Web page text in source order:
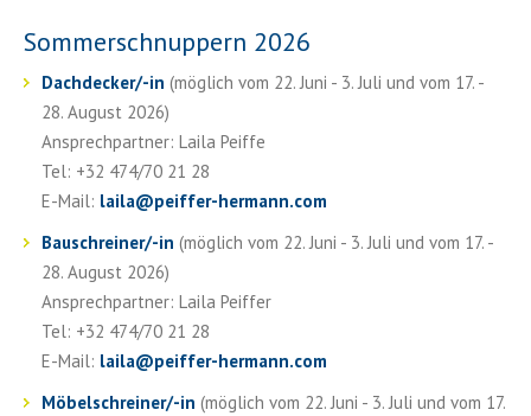
Sommerschnuppern 2026
Dachdecker/-in (möglich vom 22. Juni - 3. Juli und vom 17. -
28. August 2026)
Ansprechpartner: Laila Peiffe
Tel: +32 474/70 21 28
E-Mail: laila@peiffer-hermann.com
Bauschreiner/-in (möglich vom 22. Juni - 3. Juli und vom 17. -
28. August 2026)
Ansprechpartner: Laila Peiffer
Tel: +32 474/70 21 28
E-Mail: laila@peiffer-hermann.com
Möbelschreiner/-in (möglich vom 22. Juni - 3. Juli und vom 17.